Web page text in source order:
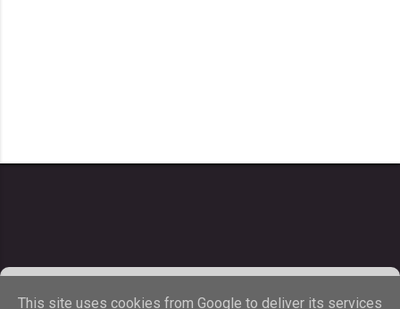
This site uses cookies from Google to deliver its services